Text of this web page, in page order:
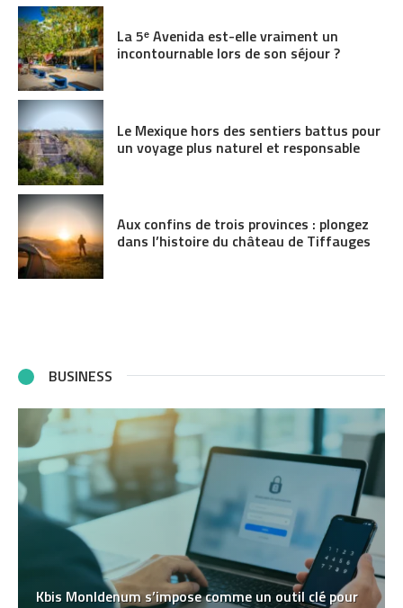
La 5ᵉ Avenida est-elle vraiment un
incontournable lors de son séjour ?
Le Mexique hors des sentiers battus pour
un voyage plus naturel et responsable
Aux confins de trois provinces : plongez
dans l’histoire du château de Tiffauges
BUSINESS
Kbis MonIdenum s’impose comme un outil clé pour